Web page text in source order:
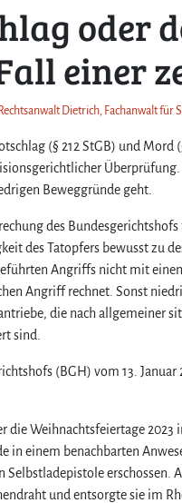
oder
einer
Rechtsanwalt Dietrich, Fachanwalt
(§ 212 StGB) und
Beweggründe geht.
des
des Tatopfers bewusst zu
Angriffs nicht mit
Angriff rechnet. Sonst
die nach allgemeiner
sind.
(BGH) vom 13.
die Weihnachtsfeiertage
in einem benachbarten
erschossen.
und entsorgte sie im